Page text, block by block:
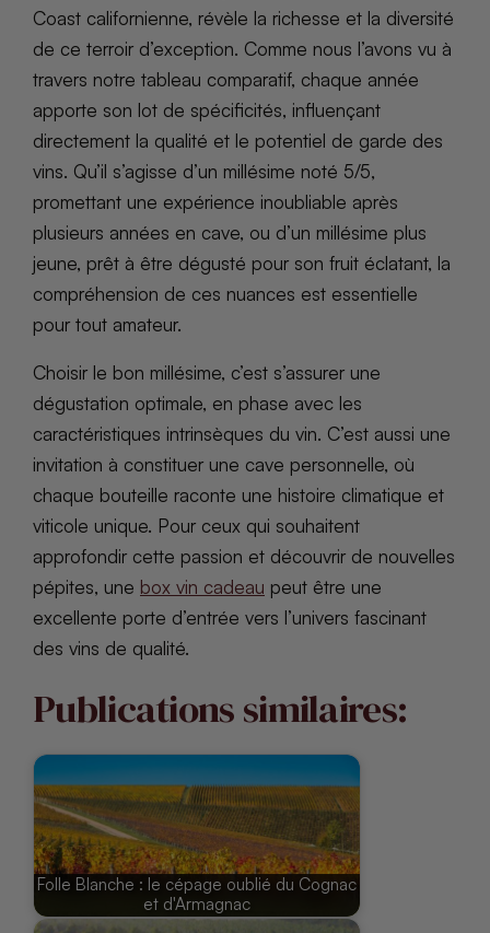
Coast californienne, révèle la richesse et la diversité
de ce terroir d’exception. Comme nous l’avons vu à
travers notre tableau comparatif, chaque année
apporte son lot de spécificités, influençant
directement la qualité et le potentiel de garde des
vins. Qu’il s’agisse d’un millésime noté 5/5,
promettant une expérience inoubliable après
plusieurs années en cave, ou d’un millésime plus
jeune, prêt à être dégusté pour son fruit éclatant, la
compréhension de ces nuances est essentielle
pour tout amateur.
Choisir le bon millésime, c’est s’assurer une
dégustation optimale, en phase avec les
caractéristiques intrinsèques du vin. C’est aussi une
invitation à constituer une cave personnelle, où
chaque bouteille raconte une histoire climatique et
viticole unique. Pour ceux qui souhaitent
approfondir cette passion et découvrir de nouvelles
pépites, une box vin cadeau peut être une
excellente porte d’entrée vers l’univers fascinant
des vins de qualité.
Publications similaires:
Folle Blanche : le cépage oublié du Cognac
et d'Armagnac